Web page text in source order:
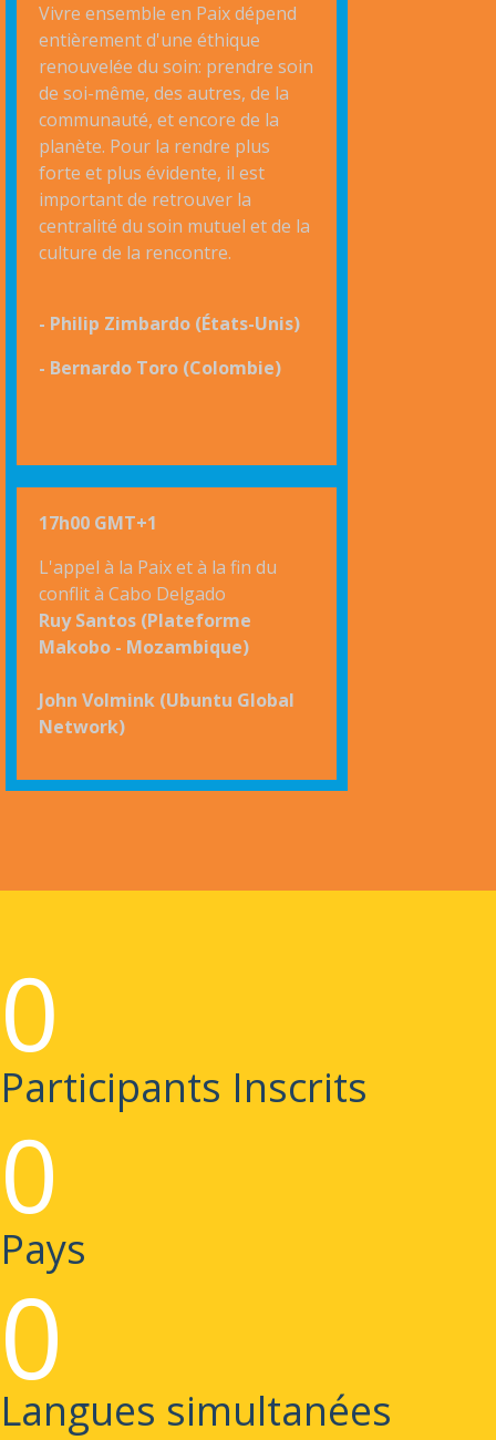
Vivre ensemble en Paix dépend
entièrement d'une éthique
renouvelée du soin: prendre soin
de soi-même, des autres, de la
communauté, et encore de la
planète. Pour la rendre plus
forte et plus évidente, il est
important de retrouver la
centralité du soin mutuel et de la
culture de la rencontre.
- Philip Zimbardo (États-Unis)
- Bernardo Toro (Colombie)
17h00 GMT+1
L'appel à la Paix et à la fin du
conflit à Cabo Delgado
Ruy Santos (Plateforme
Makobo - Mozambique)
John Volmink (Ubuntu Global
Network)
0
Participants Inscrits
0
Pays
0
Langues simultanées